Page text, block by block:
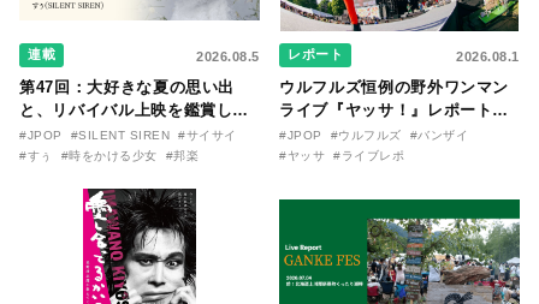
連載 2026.08.5
第47回：大好きな夏の思い出
と、リバイバル上映を鑑賞した
『時をかける少女』のおはなし
〜SILENT SIREN・すぅ『この
〇のはなし〜』
#JPOP #SILENT SIREN
#サイサイ
#すぅ
#時をかける少女 #邦楽
レポート 2026.08.1
ウルフルズ恒例の野外ワンマン
ライブ『ヤッサ！』レポート！
リリースから30年を迎えたアル
バム『バンザイ』完全再現に、
た日。
#JPOP #ウルフルズ
#バンザイ
#ヤッサ
#ライブレポ